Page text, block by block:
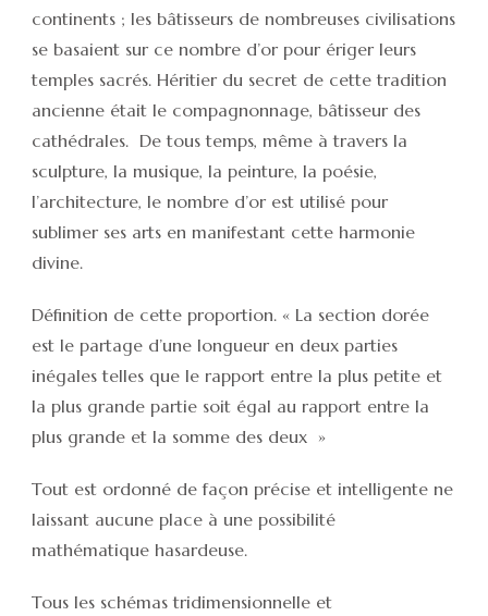
continents ; les bâtisseurs de nombreuses civilisations
se basaient sur ce nombre d’or pour ériger leurs
temples sacrés. Héritier du secret de cette tradition
ancienne était le compagnonnage, bâtisseur des
cathédrales. De tous temps, même à travers la
sculpture, la musique, la peinture, la poésie,
l’architecture, le nombre d’or est utilisé pour
sublimer ses arts en manifestant cette harmonie
divine.
Définition de cette proportion. « La section dorée
est le partage d’une longueur en deux parties
inégales telles que le rapport entre la plus petite et
la plus grande partie soit égal au rapport entre la
plus grande et la somme des deux »
Tout est ordonné de façon précise et intelligente ne
laissant aucune place à une possibilité
mathématique hasardeuse.
Tous les schémas tridimensionnelle et